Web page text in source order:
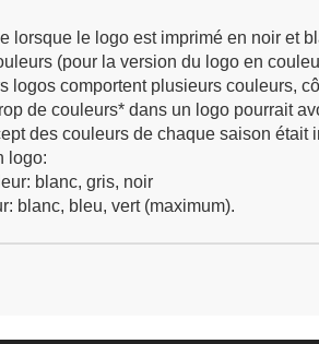
lorsque le logo est imprimé en noir et
(pour la version du logo en
comportent plusieurs couleurs,
de couleurs* dans un logo pourrait
des couleurs de chaque saison était
logo:
blanc, gris, noir
blanc, bleu, vert (maximum).